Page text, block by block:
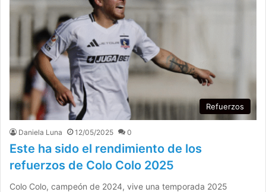
Refuerzos
Daniela Luna 12/05/2025 0
Este ha sido el rendimiento de los
refuerzos de Colo Colo 2025
Colo Colo, campeón de 2024, vive una temporada 2025